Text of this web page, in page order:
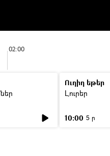
02:00
Ուղիղ եթեր
Լուրեր
10:00 5 ր